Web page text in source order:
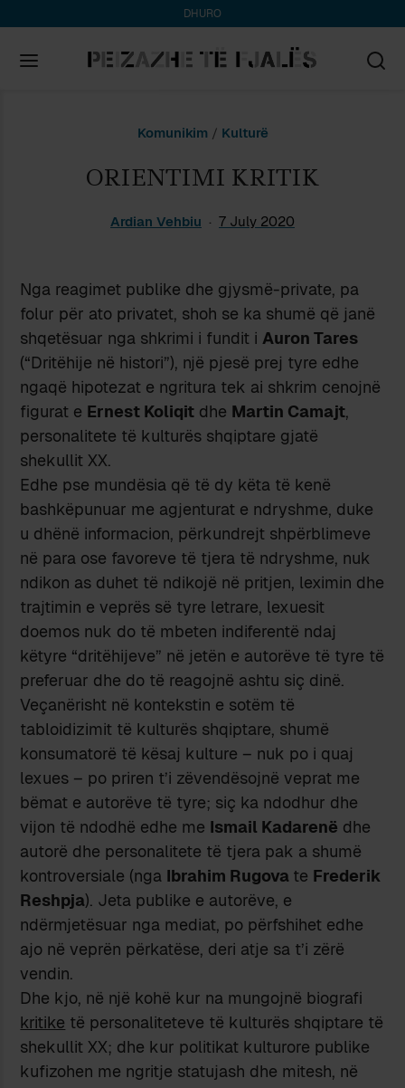
DHURO
Komunikim / Kulturë
ORIENTIMI KRITIK
Ardian Vehbiu 7 July 2020
Nga reagimet publike dhe gjysmë-private, pa
folur për ato privatet, shoh se ka shumë që janë
shqetësuar nga shkrimi i fundit iAuron Tares
(“Dritëhije në histori”), një pjesë prej tyre edhe
ngaqë hipotezat e ngritura tek ai shkrim cenojnë
figurat e Ernest Koliqit dhe Martin Camajt,
personalitete të kulturës shqiptare gjatë
shekullit XX.
Edhe pse mundësia që të dy këta të kenë
bashkëpunuar me agjenturat e ndryshme, duke
u dhënë informacion, përkundrejt shpërblimeve
në para ose favoreve të tjera të ndryshme, nuk
ndikon as duhet të ndikojë në pritjen, leximin dhe
trajtimin e veprës së tyre letrare, lexuesit
doemos nuk do të mbeten indiferentë ndaj
këtyre “dritëhijeve” në jetën e autorëve të tyre të
preferuar dhe do të reagojnë ashtu siç dinë.
Veçanërisht në kontekstin e sotëm të
tabloidizimit të kulturës shqiptare, shumë
konsumatorë të kësaj kulture – nuk po i quaj
lexues – po priren t’i zëvendësojnë veprat me
bëmat e autorëve të tyre; siç ka ndodhur dhe
vijon të ndodhë edhe me Ismail Kadarenë dhe
autorë dhe personalitete të tjera pak a shumë
kontroversiale (nga Ibrahim Rugova te Frederik
Reshpja). Jeta publike e autorëve, e
ndërmjetësuar nga mediat, po përfshihet edhe
ajo në veprën përkatëse, deri atje sa t’i zërë
vendin.
Dhe kjo, në një kohë kur na mungojnë biografi
kritike të personaliteteve të kulturës shqiptare të
shekullit XX; dhe kur politikat kulturore publike
kufizohen me ngritje statujash dhe mitesh, në